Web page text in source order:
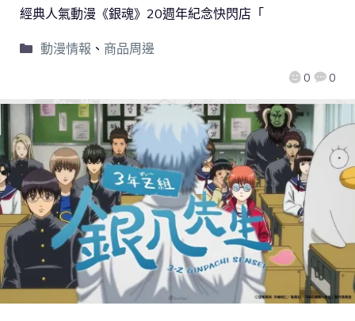
0 0
經典人氣動漫《銀魂》20週年紀念快閃店「
動漫情報 、 商品周邊